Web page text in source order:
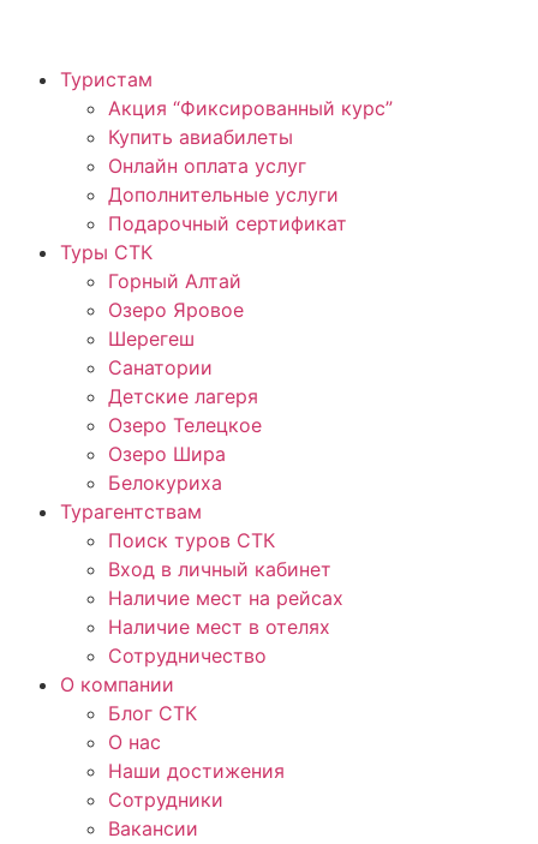
Туристам
Акция “Фиксированный курс”
Купить авиабилеты
Онлайн оплата услуг
Дополнительные услуги
Подарочный сертификат
Туры СТК
Горный Алтай
Озеро Яровое
Шерегеш
Санатории
Детские лагеря
Озеро Телецкое
Озеро Шира
Белокуриха
Турагентствам
Поиск туров СТК
Вход в личный кабинет
Наличие мест на рейсах
Наличие мест в отелях
Сотрудничество
О компании
Блог СТК
О нас
Наши достижения
Сотрудники
Вакансии